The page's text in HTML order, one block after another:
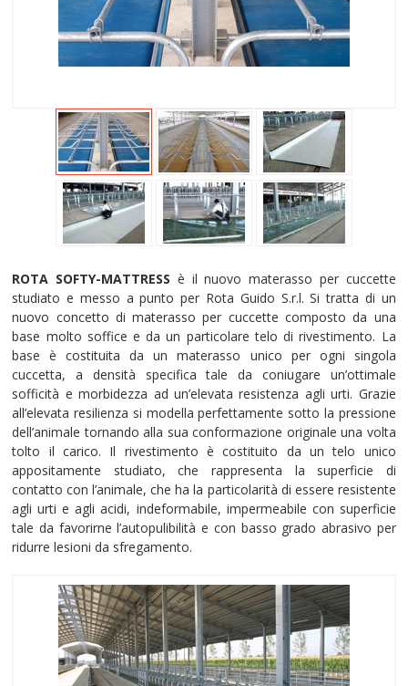
ROTA SOFTY-MATTRESS è il nuovo materasso per cuccette
studiato e messo a punto per Rota Guido S.r.l. Si tratta di un
nuovo concetto di materasso per cuccette composto da una
base molto soffice e da un particolare telo di rivestimento. La
base è costituita da un materasso unico per ogni singola
cuccetta, a densità specifica tale da coniugare un’ottimale
sofficità e morbidezza ad un’elevata resistenza agli urti. Grazie
all’elevata resilienza si modella perfettamente sotto la pressione
dell’animale tornando alla sua conformazione originale una volta
tolto il carico. Il rivestimento è costituito da un telo unico
appositamente studiato, che rappresenta la superficie di
contatto con l’animale, che ha la particolarità di essere resistente
agli urti e agli acidi, indeformabile, impermeabile con superficie
tale da favorirne l’autopulibilità e con basso grado abrasivo per
ridurre lesioni da sfregamento.